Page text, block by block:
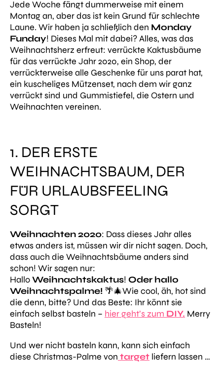
Jede Woche fängt dummerweise mit einem
Montag an, aber das ist kein Grund für schlechte
Laune. Wir haben ja schließlich den Monday
Funday! Dieses Mal mit dabei? Alles, was das
Weihnachtsherz erfreut: verrückte Kaktusbäume
für das verrückte Jahr 2020, ein Shop, der
verrückterweise alle Geschenke für uns parat hat,
ein kuscheliges Mützenset, nach dem wir ganz
verrückt sind und Gummistiefel, die Ostern und
Weihnachten vereinen.
1. DER ERSTE
WEIHNACHTSBAUM, DER
FÜR URLAUBSFEELING
SORGT
Weihnachten 2020: Dass dieses Jahr alles
etwasanders ist, müssen wir dir nicht sagen. Doch,
dass auch die Weihnachtsbäume anders sind
schon! Wir sagen nur:
HalloWeihnachtskaktus! Oder hallo
Weihnachtspalme! 🌴🎄Wie cool, äh, hot sind
die denn, bitte? Und das Beste: Ihr könnt sie
einfach selbst basteln – hier geht’s zum DIY. Merry
Basteln!
Und wer nicht basteln kann, kann sich einfach
diese Christmas-Palme von target liefern lassen …